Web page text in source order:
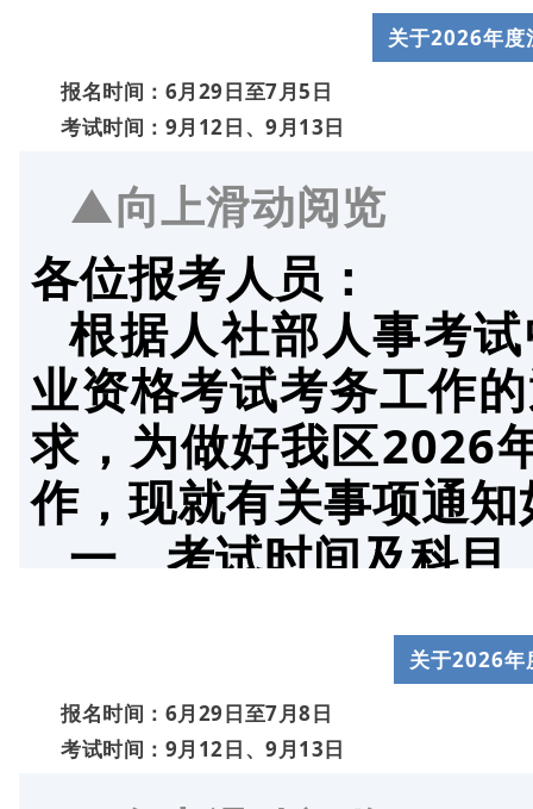
10号），原人事部
术人员职业资格考试
考试实施办法〉的通
公厅《关于部分专业
的通知》（国人厅发
可报名参加出版专业
本次考试实行属地
区域内，方可在西藏
报名时选填从事少
7月31日至8月11日
有关事项通知如下：
一、考试时间及科目
9月5日
上午09:00－11:00
下午14:00－16:00
9月6日
上午09:00－11:00
下午14:00－17:00
关于2026年度
报名时间 ：6月29日至7月5日
考试时间 ：9月12日、9月13日
▲向上滑动阅览
各位报考人员：
根据人社部人事考
业资格考试考务工作
求，为做好我区2026
作，现就有关事项通
一、考试时间及科目
上午 09:00－11:30
下午 14:00－16:30
9月13日
关于2026年
报名时间 ：6月29日至7月8日
考试时间 ：9月12日、9月13日